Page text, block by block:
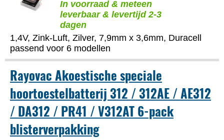
In voorraad & meteen
leverbaar & levertijd 2-3
dagen
1,4V, Zink-Luft, Zilver, 7,9mm x 3,6mm, Duracell
passend voor 6 modellen
Rayovac Akoestische speciale
hoortoestelbatterij 312 / 312AE / AE312
/ DA312 / PR41 / V312AT 6-pack
blisterverpakking